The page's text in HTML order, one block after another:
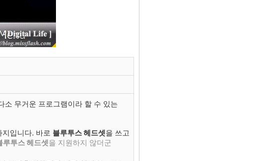
소 무거운 프로그램이라 할 수 있는
입니다. 바로 블루투스 헤드셋을 쓰고
루투스 헤드셋을 지원하지 않더군